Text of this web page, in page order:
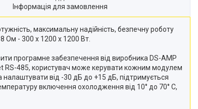
Інформація для замовлення
максимальну надійність, безпечну роботу
Ом - 300 х 1200 х 1200 Вт.
програмне забезпечення від виробника DS-AMP
RS-485, користувач може керувати кожним модулем
від -30 дБ до +15 дБ, підтримується
включення охолодження від 10° до 70° С,